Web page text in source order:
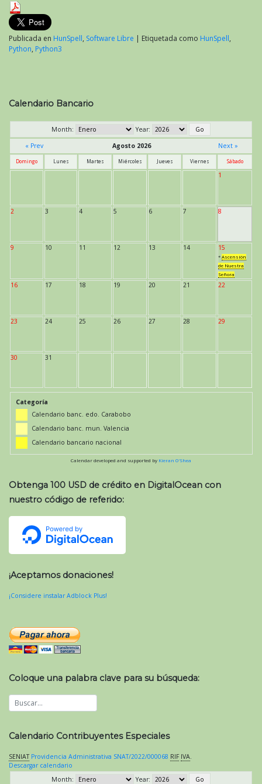
Publicada en HunSpell, Software Libre Etiquetada como HunSpell,
Python, Python3
Calendario Bancario
Month:
Year:
« Prev
Agosto 2026 Next »
Domingo Lunes Martes Miércoles Jueves Viernes Sábado
1
2 3 4 5 6 7 8
9 10 11 12 13 14 15
* Ascensión
de Nuestra
Señora
16 17 18 19 20 21 22
23 24 25 26 27 28 29
30 31
Categoría
Calendario banc. edo. Carabobo
Calendario banc. mun. Valencia
Calendario bancario nacional
Calendar developed and supported by Kieran O'Shea
Obtenga 100 USD de crédito en DigitalOcean con
nuestro código de referido:
¡Aceptamos donaciones!
¡Considere instalar Adblock Plus!
Coloque una palabra clave para su búsqueda:
Calendario Contribuyentes Especiales
SENIAT Providencia Administrativa SNAT/2022/000068 RIF IVA.
Descargar calendario
Month:
Year: